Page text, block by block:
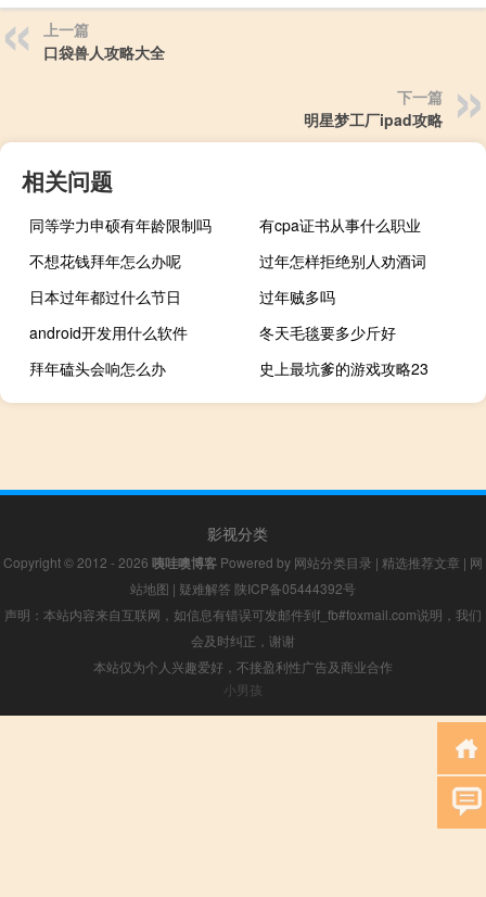
上一篇
口袋兽人攻略大全
下一篇
明星梦工厂ipad攻略
相关问题
同等学力申硕有年龄限制吗
有cpa证书从事什么职业
不想花钱拜年怎么办呢
过年怎样拒绝别人劝酒词
日本过年都过什么节日
过年贼多吗
android开发用什么软件
冬天毛毯要多少斤好
拜年磕头会响怎么办
史上最坑爹的游戏攻略23
影视分类
Copyright © 2012 - 2026 咦哇噢博客 Powered by 网站分类目录 | 精选推荐文章 | 网
站地图 | 疑难解答 陕ICP备05444392号
声明：本站内容来自互联网，如信息有错误可发邮件到f_fb#foxmail.com说明，我们
会及时纠正，谢谢
本站仅为个人兴趣爱好，不接盈利性广告及商业合作
小男孩